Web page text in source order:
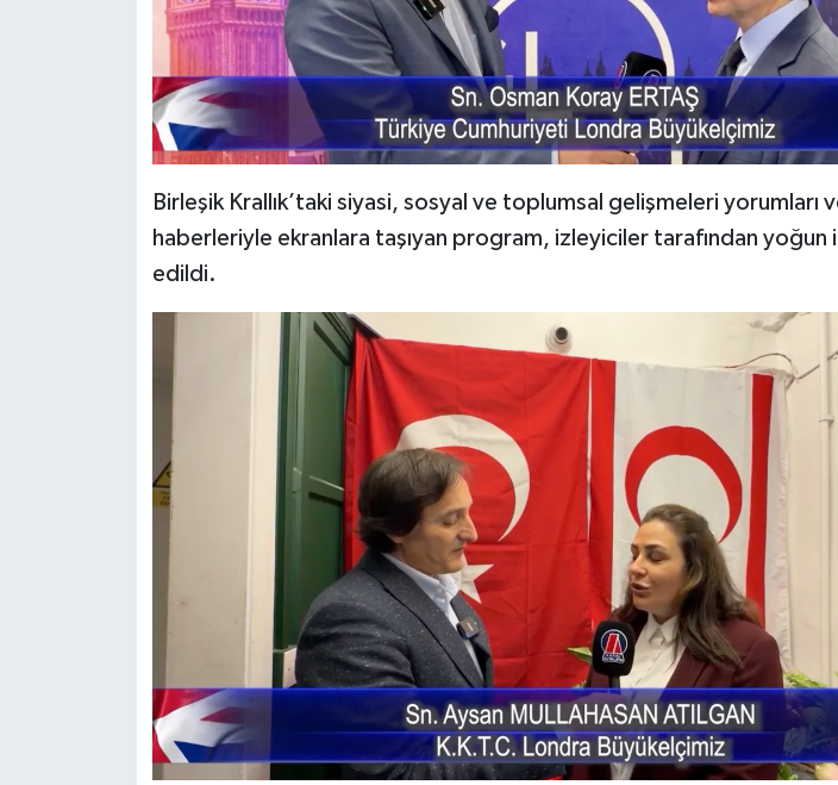
Birleşik Krallık’taki siyasi, sosyal ve toplumsal gelişmeleri yorumları
haberleriyle ekranlara taşıyan program, izleyiciler tarafından yoğun
edildi.